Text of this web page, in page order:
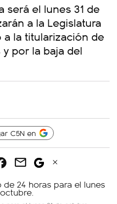
será el lunes 31 de
a la Legislatura
la titularización de
por la baja del
C5N en